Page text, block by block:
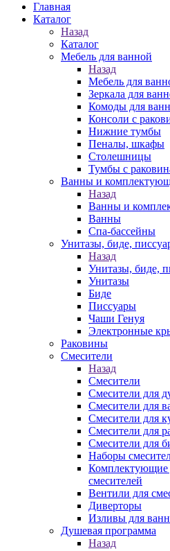
Главная
Каталог
Назад
Каталог
Мебель для ванной
Назад
Мебель для
Зеркала для
Комоды для
Консоли с
Нижние тумбы
Пеналы, шкафы
Столешницы
Тумбы с
Ванны и
Назад
Ванны и
Ванны
Спа-бассейны
Унитазы, биде,
Назад
Унитазы, биде,
Унитазы
Биде
Писсуары
Чаши Генуя
Электронные
Раковины
Смесители
Назад
Смесители
Смесители для
Смесители для
Смесители для
Смесители для
Смесители для
Наборы
Комплектующие
смесителей
Вентили для
Диверторы
Изливы для
Душевая программа
Назад